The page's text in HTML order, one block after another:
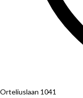
Orteliuslaan 1041